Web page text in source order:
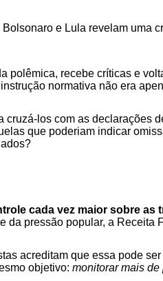
e Lula revelam uma
recebe críticas e
normativa não era
los com as declarações
que poderiam indicar
cada vez maior sobre as
pressão popular, a Receita
acreditam que essa pode
objetivo: monitorar mais